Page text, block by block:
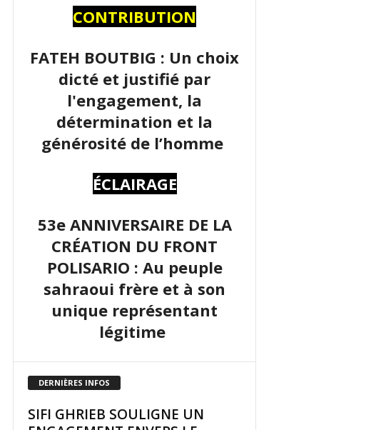
CONTRIBUTION
FATEH BOUTBIG : Un choix
dicté et justifié par
l'engagement, la
détermination et la
générosité de l’homme
ÉCLAIRAGE
53e ANNIVERSAIRE DE LA
CRÉATION DU FRONT
POLISARIO : Au peuple
sahraoui frère et à son
unique représentant
légitime
DERNIÈRES INFOS
SIFI GHRIEB SOULIGNE UN